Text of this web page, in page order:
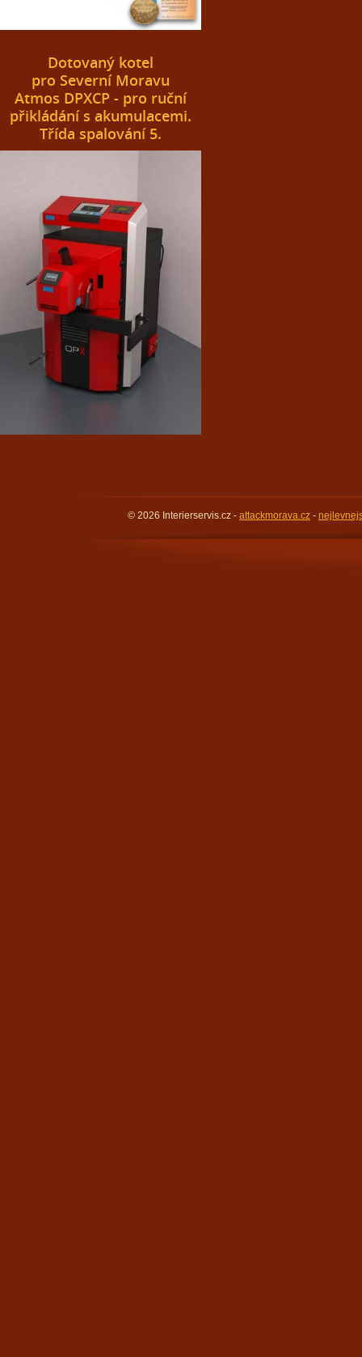
Dotovaný kotel
pro Severní Moravu
Atmos DPXCP - pro ruční
přikládání s akumulacemi.
Třída spalování 5.
© 2026 Interierservis.cz - attackmorava.cz -